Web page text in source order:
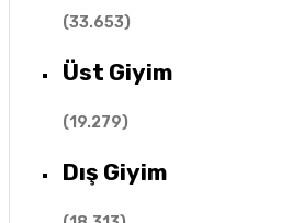
(33.653)
Üst Giyim
(19.279)
Dış Giyim